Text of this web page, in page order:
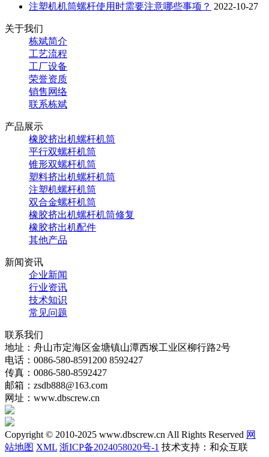
注塑机机筒螺杆使用时需要注意哪些事项？ 2022-10-27
关于我们
栋斌简介
工艺流程
工厂设备
荣誉资质
销售网络
联系栋斌
产品展示
橡胶挤出机螺杆机筒
平行双螺杆机筒
锥形双螺杆机筒
塑料挤出机螺杆机筒
注塑机螺杆机筒
双合金螺杆机筒
橡胶挤出机螺杆机筒修复
橡胶挤出机配件
其他产品
新闻资讯
企业新闻
行业资讯
技术知识
常见问题
联系我们
地址：舟山市定海区金塘镇山潭西堠工业区柳行路2号
电话：0086-580-8591200 8592427
传真：0086-580-8592427
邮箱：zsdb888@163.com
网址：www.dbscrew.cn
Copyright © 2010-2025 www.dbscrew.cn All Rights Reserved 网
站地图 XML 浙ICP备2024058020号-1 技术支持：和众互联